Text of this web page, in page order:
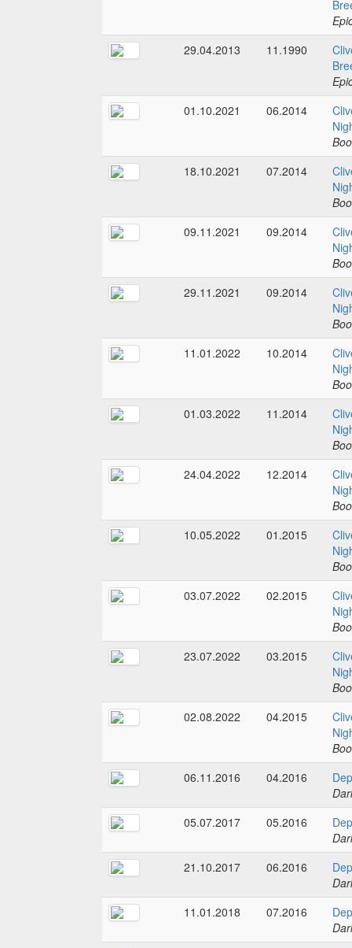
29.04.2013
11.1990
01.10.2021
06.2014
18.10.2021
07.2014
09.11.2021
09.2014
29.11.2021
09.2014
11.01.2022
10.2014
01.03.2022
11.2014
24.04.2022
12.2014
10.05.2022
01.2015
03.07.2022
02.2015
23.07.2022
03.2015
02.08.2022
04.2015
06.11.2016
04.2016
05.07.2017
05.2016
21.10.2017
06.2016
11.01.2018
07.2016